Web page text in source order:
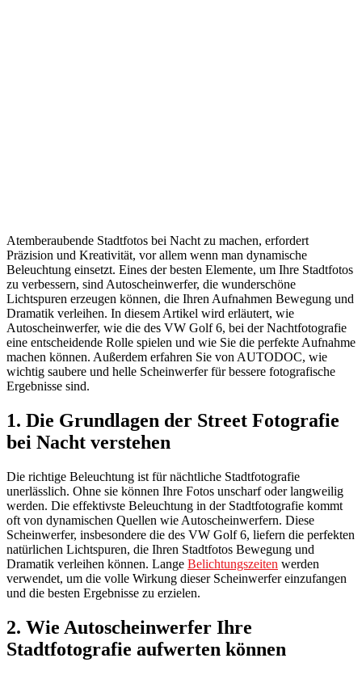
Atemberaubende Stadtfotos bei Nacht zu machen, erfordert
Präzision und Kreativität, vor allem wenn man dynamische
Beleuchtung einsetzt. Eines der besten Elemente, um Ihre Stadtfotos
zu verbessern, sind Autoscheinwerfer, die wunderschöne
Lichtspuren erzeugen können, die Ihren Aufnahmen Bewegung und
Dramatik verleihen. In diesem Artikel wird erläutert, wie
Autoscheinwerfer, wie die des VW Golf 6, bei der Nachtfotografie
eine entscheidende Rolle spielen und wie Sie die perfekte Aufnahme
machen können. Außerdem erfahren Sie von AUTODOC, wie
wichtig saubere und helle Scheinwerfer für bessere fotografische
Ergebnisse sind.
1. Die Grundlagen der Street Fotografie
bei Nacht verstehen
Die richtige Beleuchtung ist für nächtliche Stadtfotografie
unerlässlich. Ohne sie können Ihre Fotos unscharf oder langweilig
werden. Die effektivste Beleuchtung in der Stadtfotografie kommt
oft von dynamischen Quellen wie Autoscheinwerfern. Diese
Scheinwerfer, insbesondere die des VW Golf 6, liefern die perfekten
natürlichen Lichtspuren, die Ihren Stadtfotos Bewegung und
Dramatik verleihen können. Lange Belichtungszeiten werden
verwendet, um die volle Wirkung dieser Scheinwerfer einzufangen
und die besten Ergebnisse zu erzielen.
2. Wie Autoscheinwerfer Ihre
Stadtfotografie aufwerten können